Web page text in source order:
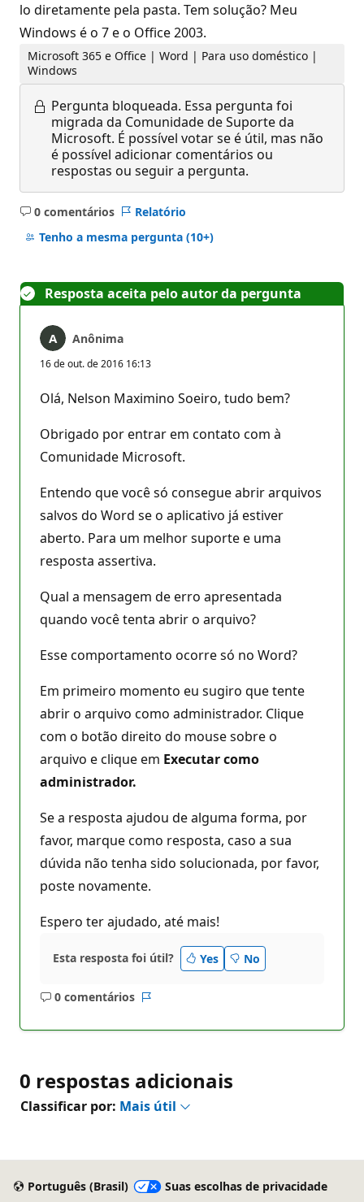
lo diretamente pela pasta. Tem solução? Meu
Windows é o 7 e o Office 2003.
Microsoft 365 e Office | Word | Para uso doméstico |
Windows
Pergunta bloqueada. Essa pergunta foi
migrada da Comunidade de Suporte da
Microsoft. É possível votar se é útil, mas não
é possível adicionar comentários ou
respostas ou seguir a pergunta.
0 comentários
Sem
comentários
Relatório
Tenho a mesma pergunta (10+)
Resposta aceita pelo autor da pergunta
Anônima
16 de out. de 2016 16:13
Olá, Nelson Maximino Soeiro, tudo bem?
Obrigado por entrar em contato com à
Comunidade Microsoft.
Entendo que você só consegue abrir arquivos
salvos do Word se o aplicativo já estiver
aberto. Para um melhor suporte e uma
resposta assertiva.
Qual a mensagem de erro apresentada
quando você tenta abrir o arquivo?
Esse comportamento ocorre só no Word?
Em primeiro momento eu sugiro que tente
abrir o arquivo como administrador. Clique
com o botão direito do mouse sobre o
arquivo e clique em Executar como
administrador.
Se a resposta ajudou de alguma forma, por
favor, marque como resposta, caso a sua
dúvida não tenha sido solucionada, por favor,
poste novamente.
Espero ter ajudado, até mais!
Esta resposta foi útil? Yes No
0 comentários
Sem
0 respostas adicionais
Classificar por: Mais útil
Português (Brasil) Suas escolhas de privacidade